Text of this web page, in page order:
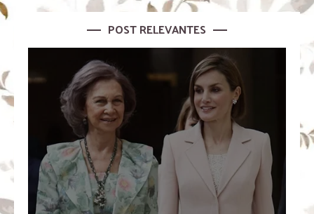
POST RELEVANTES